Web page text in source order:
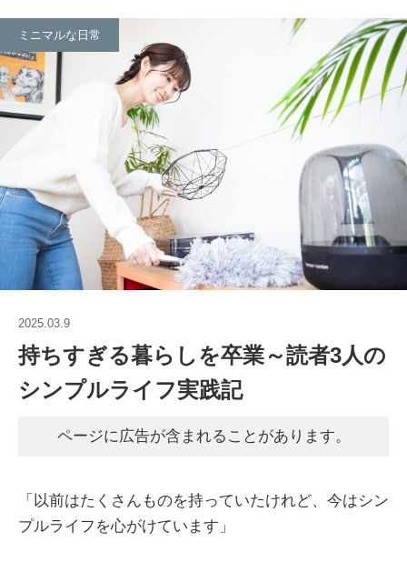
ミニマルな日常
2025.03.9
持ちすぎる暮らしを卒業～読者3人の
シンプルライフ実践記
ページに広告が含まれることがあります。
「以前はたくさんものを持っていたけれど、今はシン
プルライフを心がけています」